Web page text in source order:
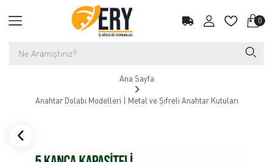
0
Ana Sayfa
Anahtar Dolabı Modelleri | Metal ve Şifreli Anahtar Kutuları